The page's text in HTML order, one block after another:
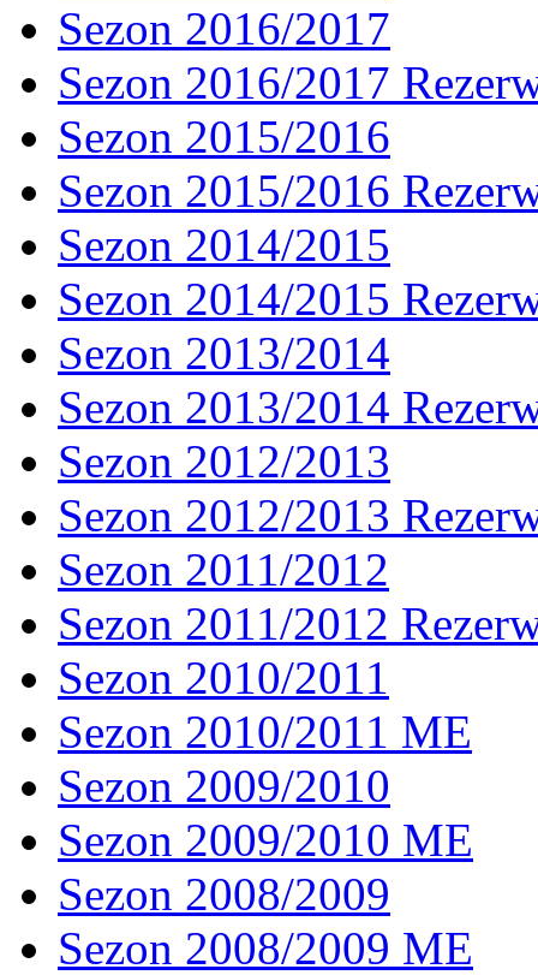
Sezon 2016/2017
Sezon 2016/2017
Sezon 2015/2016
Sezon 2015/2016
Sezon 2014/2015
Sezon 2014/2015
Sezon 2013/2014
Sezon 2013/2014
Sezon 2012/2013
Sezon 2012/2013
Sezon 2011/2012
Sezon 2011/2012
Sezon 2010/2011
Sezon 2010/2011 ME
Sezon 2009/2010
Sezon 2009/2010 ME
Sezon 2008/2009
Sezon 2008/2009 ME